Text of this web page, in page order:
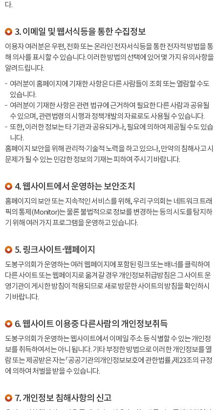
다.
3. 이메일 및 웹서식등을 통한 수집정보
이용자 여러분은 우편, 전화 또는 온라인 전자서식등을 통한 전자적 방법을 통
해 의사를 표시할 수 있습니다. 이러한 방법의 선택에 있어 몇 가지 유의사항을
알려드립니다.
여러분이 홈페이지에 기재한 사항은 다른 사람들이 조회 또는 열람할 수도
있습니다.
여러분이 기재한 사항은 관련 법규에 근거하여 필요한 다른 사람과 공유될
수 있으며, 관련법령의 시행과 정책개발의 자료로도 사용될 수 있습니다.
또한, 이러한 정보는 타 기관과 공유되거나, 필요에 의하여 제공될 수도 있습
니다.
홈페이지 보안을 위해 관리적·기술적 노력을 하고 있으나, 만약의 침해사고 시
문제가 될 수 있는 민감한 정보의 기재는 피하여 주시기 바랍니다.
4. 웹사이트에서 운영하는 보안조치
홈페이지의 보안 또는 지속적인 서비스를 위해, 우리 구의회는 네트워크 트래
픽의 통제(Monitor)는 물론 불법적으로 정보를 변경하는 등의 시도를 탐지하
기 위해 여러가지 프로그램을 운영하고 있습니다.
5. 링크사이트·웹페이지
도봉구의회가 운영하는 여러 웹페이지에 포함된 링크 또는 배너를 클릭하여
다른 사이트 또는 웹페이지로 옮겨갈 경우 개인정보취급방침은 그 사이트 운
영기관이 게시한 방침이 적용되므로 새로 방문한 사이트의 방침을 확인하시
기 바랍니다.
6. 웹사이트 이용중 다른사람의 개인정보취득
도봉구의회가 운영하는 웹사이트에서 이메일 주소 등 식별할 수 있는 개인정
보를 취득하여서는 아니 됩니다. 기타 부정한 방법으로 이러한 개인정보를 열
람 또는 제공받은 자는 「공공기관의개인정보보호에 관한법률」제23조의 규정
에 의하여 처벌을 받을 수 있습니다.
7. 개인정보 침해사항의 신고